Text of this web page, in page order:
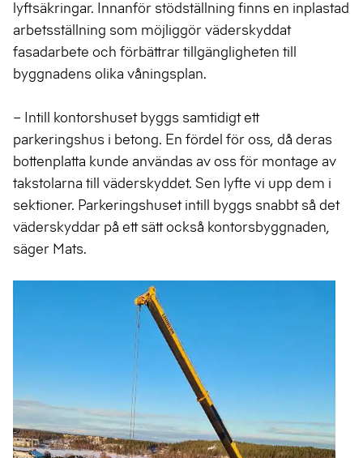
lyftsäkringar. Innanför stödställning finns en inplastad
arbetsställning som möjliggör väderskyddat
fasadarbete och förbättrar tillgängligheten till
byggnadens olika våningsplan.
– Intill kontorshuset byggs samtidigt ett
parkeringshus i betong. En fördel för oss, då deras
bottenplatta kunde användas av oss för montage av
takstolarna till väderskyddet. Sen lyfte vi upp dem i
sektioner. Parkeringshuset intill byggs snabbt så det
väderskyddar på ett sätt också kontorsbyggnaden,
säger Mats.